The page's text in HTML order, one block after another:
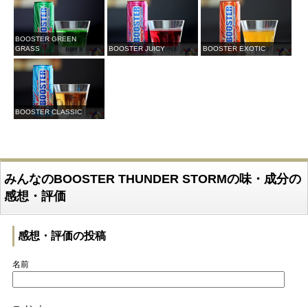
BOOSTER GREEN
GRASS
BOOSTER JUICY BOOSTER EXOTIC
BOOSTER CLASSIC
みんなのBOOSTER THUNDER STORMの味・成分の
感想・評価
感想・評価の投稿
名前